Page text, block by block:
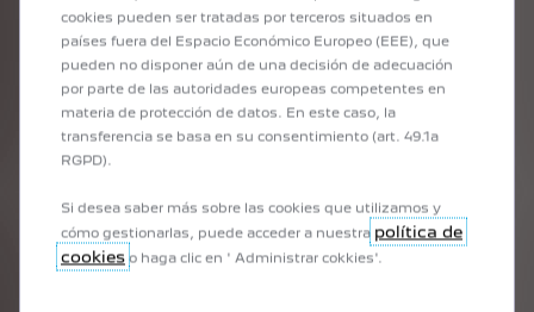
cookies pueden ser tratadas por terceros situados en
países fuera del Espacio Económico Europeo (EEE), que
pueden no disponer aún de una decisión de adecuación
por parte de las autoridades europeas competentes en
materia de protección de datos. En este caso, la
transferencia se basa en su consentimiento (art. 49.1a
RGPD).
Si desea saber más sobre las cookies que utilizamos y
cómo gestionarlas, puede acceder a nuestra política de
cookies o haga clic en ' Administrar cokkies'.